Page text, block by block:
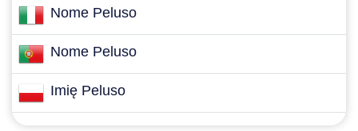
Nome Peluso
Nome Peluso
Imię Peluso